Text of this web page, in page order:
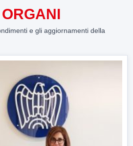
e gli aggiornamenti della